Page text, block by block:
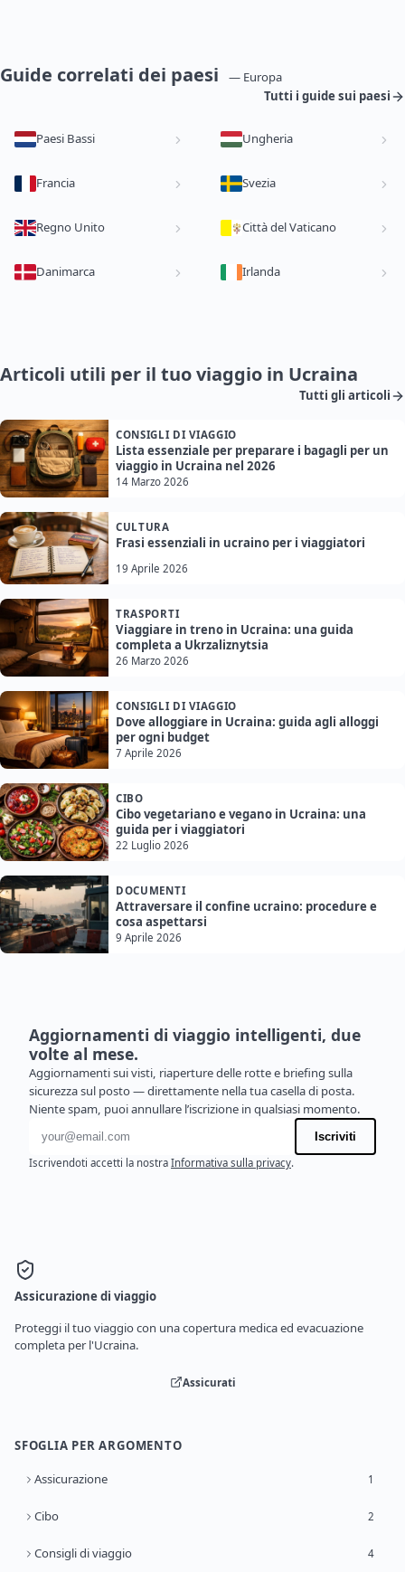
Guide correlati dei paesi
— Europa
Tutti i guide sui paesi
Paesi Bassi Ungheria
Francia Svezia
Regno Unito Città del Vaticano
Danimarca Irlanda
Articoli utili per il tuo viaggio in Ucraina
Tutti gli articoli
CONSIGLI DI VIAGGIO
Lista essenziale per preparare i bagagli per un
viaggio in Ucraina nel 2026
14 Marzo 2026
CULTURA
Frasi essenziali in ucraino per i viaggiatori
19 Aprile 2026
TRASPORTI
Viaggiare in treno in Ucraina: una guida
completa a Ukrzaliznytsia
26 Marzo 2026
CONSIGLI DI VIAGGIO
Dove alloggiare in Ucraina: guida agli alloggi
per ogni budget
7 Aprile 2026
CIBO
Cibo vegetariano e vegano in Ucraina: una
guida per i viaggiatori
22 Luglio 2026
DOCUMENTI
Attraversare il confine ucraino: procedure e
cosa aspettarsi
9 Aprile 2026
Aggiornamenti di viaggio intelligenti, due
volte al mese.
Aggiornamenti sui visti, riaperture delle rotte e briefing sulla
sicurezza sul posto — direttamente nella tua casella di posta.
Niente spam, puoi annullare l’iscrizione in qualsiasi momento.
Indirizzo email
Iscriviti
Iscrivendoti accetti la nostra Informativa sulla privacy.
Assicurazione di viaggio
Proteggi il tuo viaggio con una copertura medica ed evacuazione
completa per l'Ucraina.
Assicurati
SFOGLIA PER ARGOMENTO
Assicurazione 1
Cibo 2
Consigli di viaggio 4